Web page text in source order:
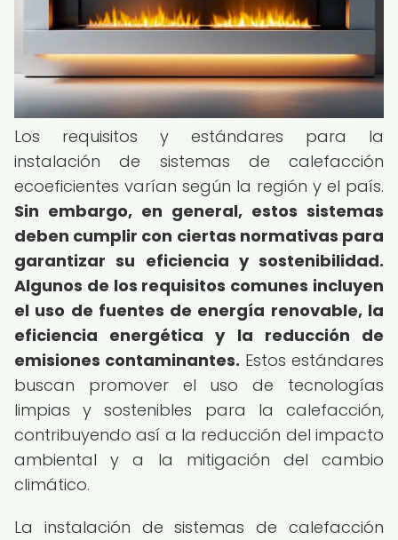
Los requisitos y estándares para la
instalación de sistemas de calefacción
ecoeficientes varían según la región y el país.
Sin embargo, en general, estos sistemas
deben cumplir con ciertas normativas para
garantizar su eficiencia y sostenibilidad.
Algunos de los requisitos comunes incluyen
el uso de fuentes de energía renovable, la
eficiencia energética y la reducción de
emisiones contaminantes. Estos estándares
buscan promover el uso de tecnologías
limpias y sostenibles para la calefacción,
contribuyendo así a la reducción del impacto
ambiental y a la mitigación del cambio
climático.
La instalación de sistemas de calefacción